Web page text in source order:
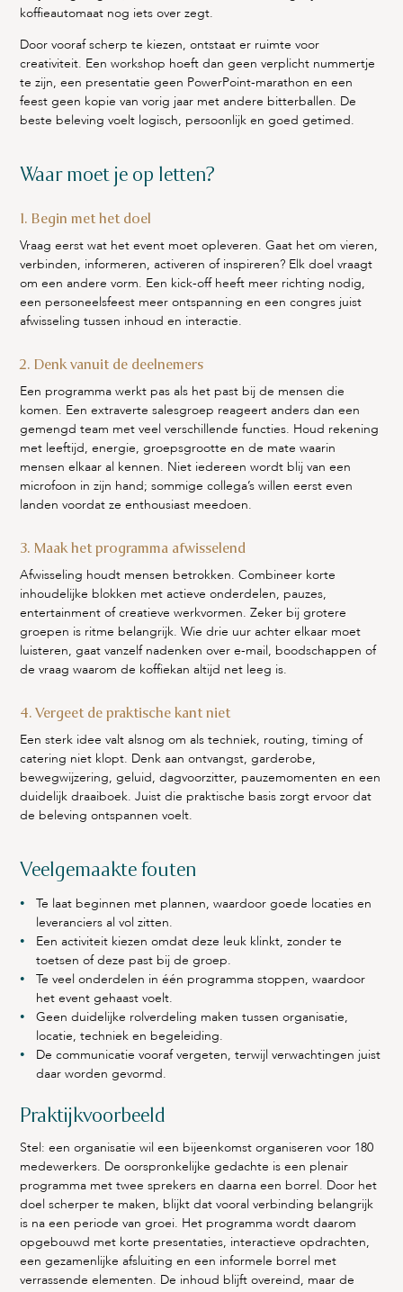
koffieautomaat nog iets over zegt.
Door vooraf scherp te kiezen, ontstaat er ruimte voor
creativiteit. Een workshop hoeft dan geen verplicht nummertje
te zijn, een presentatie geen PowerPoint-marathon en een
feest geen kopie van vorig jaar met andere bitterballen. De
beste beleving voelt logisch, persoonlijk en goed getimed.
Waar moet je op letten?
1. Begin met het doel
Vraag eerst wat het event moet opleveren. Gaat het om vieren,
verbinden, informeren, activeren of inspireren? Elk doel vraagt
om een andere vorm. Een kick-off heeft meer richting nodig,
een personeelsfeest meer ontspanning en een congres juist
afwisseling tussen inhoud en interactie.
2. Denk vanuit de deelnemers
Een programma werkt pas als het past bij de mensen die
komen. Een extraverte salesgroep reageert anders dan een
gemengd team met veel verschillende functies. Houd rekening
met leeftijd, energie, groepsgrootte en de mate waarin
mensen elkaar al kennen. Niet iedereen wordt blij van een
microfoon in zijn hand; sommige collega’s willen eerst even
landen voordat ze enthousiast meedoen.
3. Maak het programma afwisselend
Afwisseling houdt mensen betrokken. Combineer korte
inhoudelijke blokken met actieve onderdelen, pauzes,
entertainment of creatieve werkvormen. Zeker bij grotere
groepen is ritme belangrijk. Wie drie uur achter elkaar moet
luisteren, gaat vanzelf nadenken over e-mail, boodschappen of
de vraag waarom de koffiekan altijd net leeg is.
4. Vergeet de praktische kant niet
Een sterk idee valt alsnog om als techniek, routing, timing of
catering niet klopt. Denk aan ontvangst, garderobe,
bewegwijzering, geluid, dagvoorzitter, pauzemomenten en een
duidelijk draaiboek. Juist die praktische basis zorgt ervoor dat
de beleving ontspannen voelt.
Veelgemaakte fouten
Te laat beginnen met plannen, waardoor goede locaties en
leveranciers al vol zitten.
Een activiteit kiezen omdat deze leuk klinkt, zonder te
toetsen of deze past bij de groep.
Te veel onderdelen in één programma stoppen, waardoor
het event gehaast voelt.
Geen duidelijke rolverdeling maken tussen organisatie,
locatie, techniek en begeleiding.
De communicatie vooraf vergeten, terwijl verwachtingen juist
daar worden gevormd.
Praktijkvoorbeeld
Stel: een organisatie wil een bijeenkomst organiseren voor 180
medewerkers. De oorspronkelijke gedachte is een plenair
programma met twee sprekers en daarna een borrel. Door het
doel scherper te maken, blijkt dat vooral verbinding belangrijk
is na een periode van groei. Het programma wordt daarom
opgebouwd met korte presentaties, interactieve opdrachten,
een gezamenlijke afsluiting en een informele borrel met
verrassende elementen. De inhoud blijft overeind, maar de